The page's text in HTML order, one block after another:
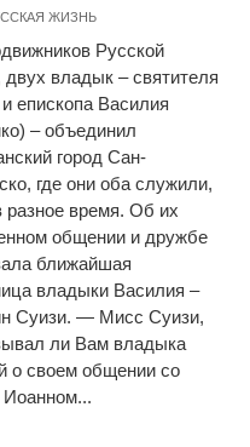
ЖИЗНЬ
Русской
двух владык – святителя
епископа Василия
– объединил
город Сан-
где они оба служили,
разное время. Об их
общении и дружбе
ближайшая
владыки Василия –
Суизи. — Мисс Суизи,
ли Вам владыка
о своем общении со